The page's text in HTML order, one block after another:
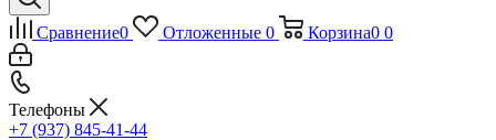
Сравнение0 Отложенные 0 Корзина0 0
Телефоны
+7 (937) 845-41-44